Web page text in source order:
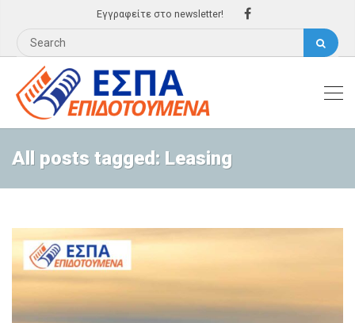
Εγγραφείτε στο newsletter!
All posts tagged: Leasing